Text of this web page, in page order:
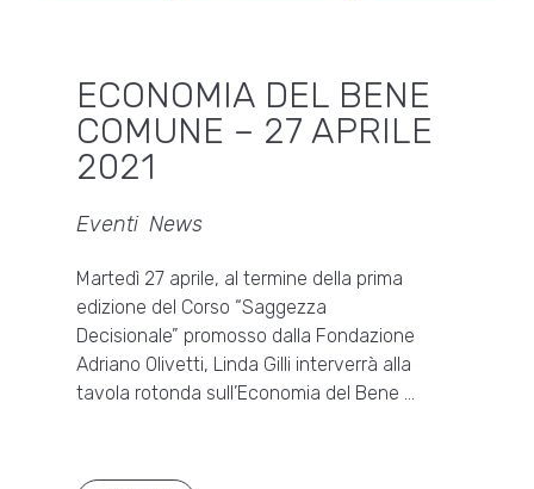
ECONOMIA DEL BENE
COMUNE – 27 APRILE
2021
Eventi, News
Martedì 27 aprile, al termine della prima
edizione del Corso “Saggezza
Decisionale” promosso dalla Fondazione
Adriano Olivetti, Linda Gilli interverrà alla
tavola rotonda sull’Economia del Bene …